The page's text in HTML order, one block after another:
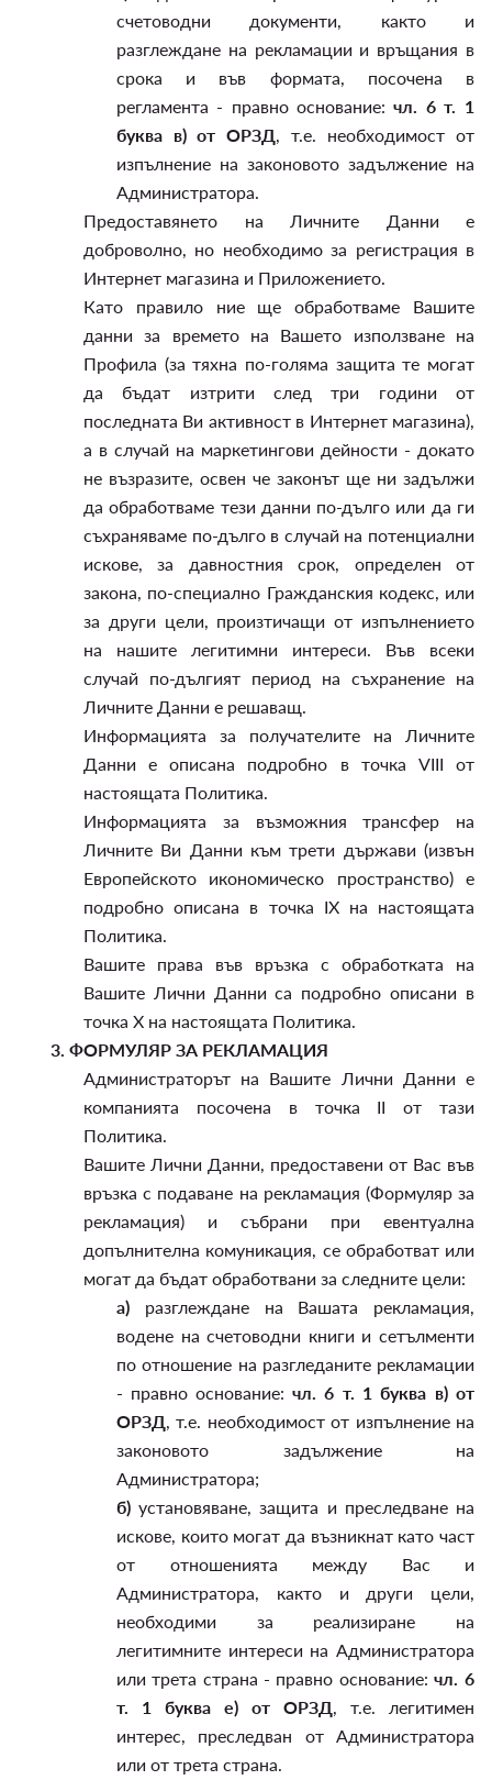
счетоводни документи, както и
разглеждане на рекламации и връщания в
срока и във формата, посочена в
регламента - правно основание: чл. 6 т. 1
буква в) от ОРЗД, т.е. необходимост от
изпълнение на законовото задължение на
Администратора.
Предоставянето на Личните Данни е
доброволно, но необходимо за регистрация в
Интернет магазина и Приложението.
Като правило ние ще обработваме Вашите
данни за времето на Вашето използване на
Профила (за тяхна по-голяма защита те могат
да бъдат изтрити след три години от
последната Ви активност в Интернет магазина),
а в случай на маркетингови дейности - докато
не възразите, освен че законът ще ни задължи
да обработваме тези данни по-дълго или да ги
съхраняваме по-дълго в случай на потенциални
искове, за давностния срок, определен от
закона, по-специално Гражданския кодекс, или
за други цели, произтичащи от изпълнението
на нашите легитимни интереси. Във всеки
случай по-дългият период на съхранение на
Личните Данни е решаващ.
Информацията за получателите на Личните
Данни е описана подробно в точка VIII от
настоящата Политика.
Информацията за възможния трансфер на
Личните Ви Данни към трети държави (извън
Европейското икономическо пространство) е
подробно описана в точка IX на настоящата
Политика.
Вашите права във връзка с обработката на
Вашите Лични Данни са подробно описани в
точка X на настоящата Политика.
3. ФОРМУЛЯР ЗА РЕКЛАМАЦИЯ
Администраторът на Вашите Лични Данни е
компанията посочена в точка II от тази
Политика.
Вашите Лични Данни, предоставени от Вас във
връзка с подаване на рекламация (Формуляр за
рекламация) и събрани при евентуална
допълнителна комуникация, се обработват или
могат да бъдат обработвани за следните цели:
а) разглеждане на Вашата рекламация,
водене на счетоводни книги и сетълменти
по отношение на разгледаните рекламации
- правно основание: чл. 6 т. 1 буква в) от
ОРЗД, т.е. необходимост от изпълнение на
законовото задължение на
Администратора;
б) установяване, защита и преследване на
искове, които могат да възникнат като част
от отношенията между Вас и
Администратора, както и други цели,
необходими за реализиране на
легитимните интереси на Администратора
или трета страна - правно основание: чл. 6
т. 1 буква е) от ОРЗД, т.е. легитимен
интерес, преследван от Администратора
или от трета страна.